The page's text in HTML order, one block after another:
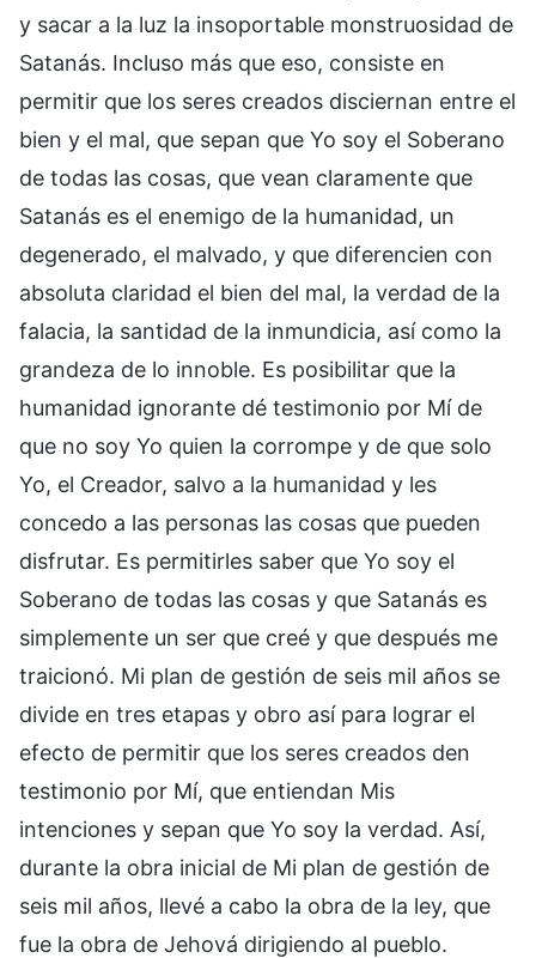
y sacar a la luz la insoportable monstruosidad de
Satanás. Incluso más que eso, consiste en
permitir que los seres creados disciernan entre el
bien y el mal, que sepan que Yo soy el Soberano
de todas las cosas, que vean claramente que
Satanás es el enemigo de la humanidad, un
degenerado, el malvado, y que diferencien con
absoluta claridad el bien del mal, la verdad de la
falacia, la santidad de la inmundicia, así como la
grandeza de lo innoble. Es posibilitar que la
humanidad ignorante dé testimonio por Mí de
que no soy Yo quien la corrompe y de que solo
Yo, el Creador, salvo a la humanidad y les
concedo a las personas las cosas que pueden
disfrutar. Es permitirles saber que Yo soy el
Soberano de todas las cosas y que Satanás es
simplemente un ser que creé y que después me
traicionó. Mi plan de gestión de seis mil años se
divide en tres etapas y obro así para lograr el
efecto de permitir que los seres creados den
testimonio por Mí, que entiendan Mis
intenciones y sepan que Yo soy la verdad. Así,
durante la obra inicial de Mi plan de gestión de
seis mil años, llevé a cabo la obra de la ley, que
fue la obra de Jehová dirigiendo al pueblo.